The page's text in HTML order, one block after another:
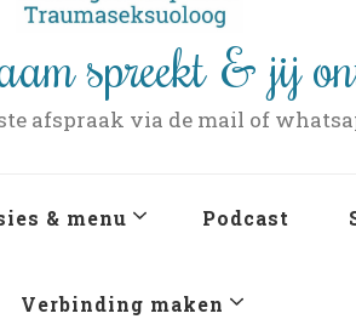
spreekt & jij
afspraak via de mail of
& menu Podcast
Verbinding maken